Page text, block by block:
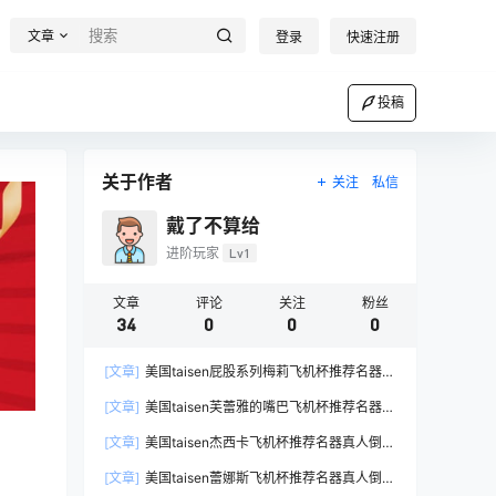
文章 登录 快速注册
投稿
关于作者 关注 私信
戴了不算给
进阶玩家 Lv1
文章
34
评论
0
关注
0
粉丝
0
[文章] 美国taisen屁股系列梅莉飞机杯推荐名器真
[文章] 美国taisen芙蕾雅的嘴巴飞机杯推荐名器真
[文章] 美国taisen杰西卡飞机杯推荐名器真人倒模
[文章] 美国taisen蕾娜斯飞机杯推荐名器真人倒模